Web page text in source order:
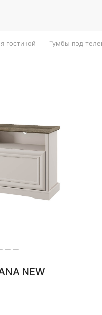
гостиной Тумбы под
NEW